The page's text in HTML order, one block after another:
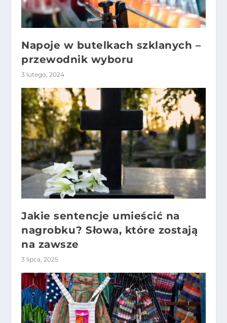
Napoje w butelkach szklanych –
przewodnik wyboru
3 lutego, 2024
Jakie sentencje umieścić na
nagrobku? Słowa, które zostają
na zawsze
3 lipca, 2025